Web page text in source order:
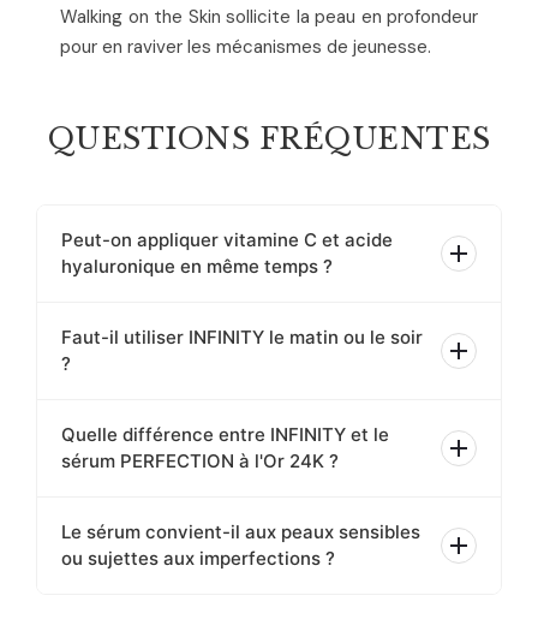
Walking on the Skin sollicite la peau en profondeur
pour en raviver les mécanismes de jeunesse.
QUESTIONS FRÉQUENTES
Peut-on appliquer vitamine C et acide
hyaluronique en même temps ?
Faut-il utiliser INFINITY le matin ou le soir
?
Quelle différence entre INFINITY et le
sérum PERFECTION à l'Or 24K ?
Le sérum convient-il aux peaux sensibles
ou sujettes aux imperfections ?